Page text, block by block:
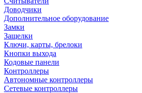
Доводчики
Дополнительное оборудование
Замки
Защелки
Ключи, карты, брелоки
Кнопки выхода
Кодовые панели
Контроллеры
Автономные контроллеры
Сетевые контроллеры